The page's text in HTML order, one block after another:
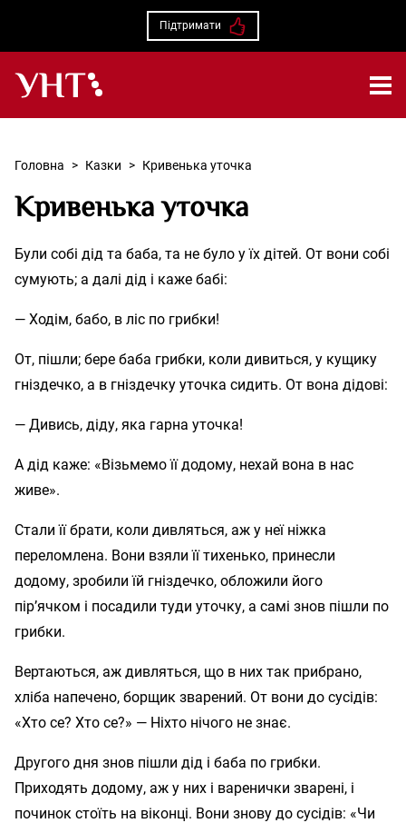
Підтримати
Головна > Казки > Кривенька уточка
Кривенька уточка
Були собі дід та баба, та не було у їх дітей. От вони собі
сумують; а далі дід і каже бабі:
— Ходім, бабо, в ліс по грибки!
От, пішли; бере баба грибки, коли дивиться, у кущику
гніздечко, а в гніздечку уточка сидить. От вона дідові:
— Дивись, діду, яка гарна уточка!
А дід каже: «Візьмемо її додому, нехай вона в нас
живе».
Стали її брати, коли дивляться, аж у неї ніжка
переломлена. Вони взяли її тихенько, принесли
додому, зробили їй гніздечко, обложили його
пір’ячком і посадили туди уточку, а самі знов пішли по
грибки.
Вертаються, аж дивляться, що в них так прибрано,
хліба напечено, борщик зварений. От вони до сусідів:
«Хто се? Хто се?» — Ніхто нічого не знає.
Другого дня знов пішли дід і баба по грибки.
Приходять додому, аж у них і варенички зварені, і
починок стоїть на віконці. Вони знову до сусідів: «Чи